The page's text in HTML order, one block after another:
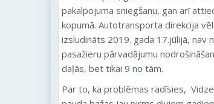
pakalpojuma sniegšanu, gan arī
kopumā. Autotransporta direkcija
izsludināts 2019. gada 17.jūlijā, nav
pasažieru pārvadājumu
daļās, bet tikai 9 no tām.
Par to, ka problēmas radīsies,